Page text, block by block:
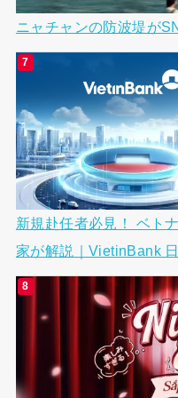
ニャチャンの防波堤が
新規赴任者必見！ ベト
家が解説｜VietinBank